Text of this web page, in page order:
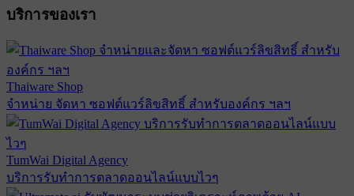
บริการของเรา
Thaiware Shop
จำหน่าย จัดหา ซอฟต์แวร์ลิขสิทธิ์ สำหรับองค์กร ฯลฯ
TumWai Digital Agency
บริการรับทำการตลาดออนไลน์แบบไวๆ